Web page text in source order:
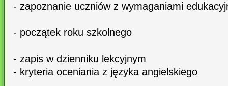
- zapoznanie uczniów z wymaganiami
- początek roku szkolnego
- zapis w dzienniku lekcyjnym
- kryteria oceniania z języka angielskiego